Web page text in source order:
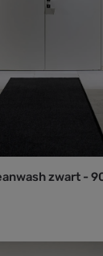
zwart -